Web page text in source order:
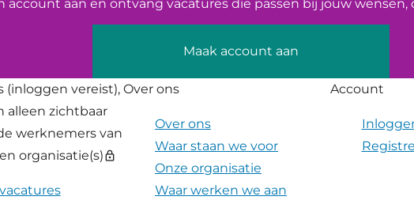
account aan en ontvang vacatures die passen bij jouw
Maak account aan
(inloggen vereist),
alleen zichtbaar
werknemers van
organisatie(s)lock
Over ons
Over ons
Waar staan we voor
Onze organisatie
Waar werken we aan
Account